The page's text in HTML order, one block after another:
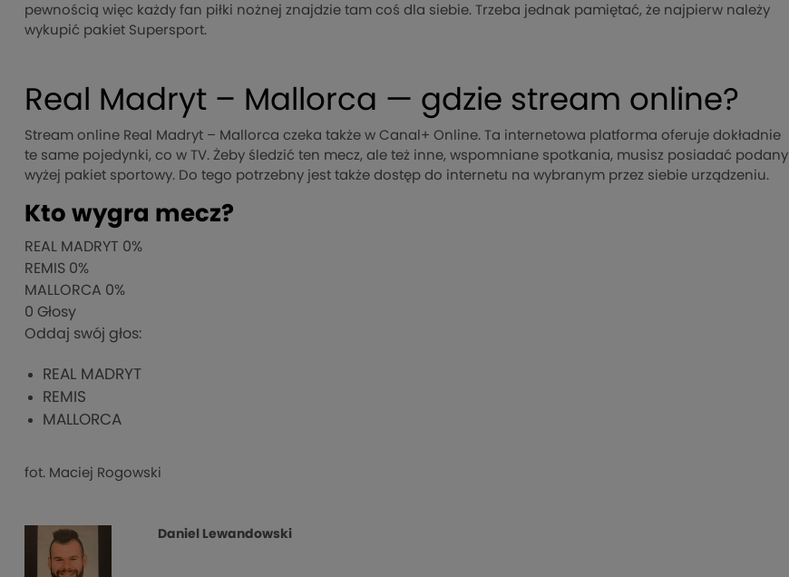
pewnością więc każdy fan piłki nożnej znajdzie tam coś dla siebie. Trzeba jednak pamiętać, że najpierw należy
wykupić pakiet Supersport.
Real Madryt – Mallorca — gdzie stream online?
Stream online Real Madryt – Mallorca czeka także w Canal+ Online. Ta internetowa platforma oferuje dokładnie
te same pojedynki, co w TV. Żeby śledzić ten mecz, ale też inne, wspomniane spotkania, musisz posiadać podany
wyżej pakiet sportowy. Do tego potrzebny jest także dostęp do internetu na wybranym przez siebie urządzeniu.
Kto wygra mecz?
REAL MADRYT 0%
REMIS 0%
MALLORCA 0%
0 Głosy
Oddaj swój głos:
REAL MADRYT
REMIS
MALLORCA
fot. Maciej Rogowski
Daniel Lewandowski